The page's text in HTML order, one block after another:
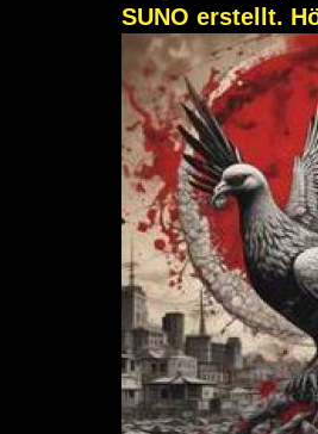
SUNO erstellt.